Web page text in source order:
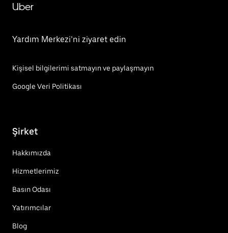
Uber
Yardım Merkezi’ni ziyaret edin
Kişisel bilgilerimi satmayın ve paylaşmayın
Google Veri Politikası
Şirket
Hakkımızda
Hizmetlerimiz
Basın Odası
Yatırımcılar
Blog